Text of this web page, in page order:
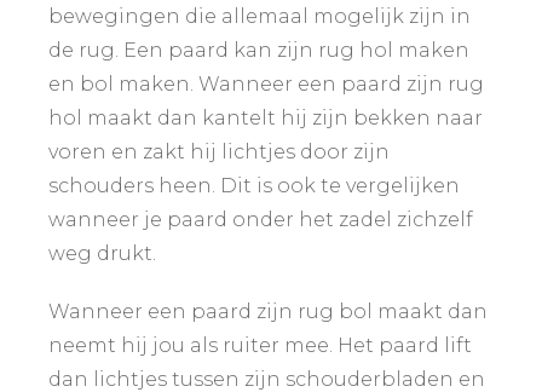
bewegingen die allemaal mogelijk zijn in
de rug. Een paard kan zijn rug hol maken
en bol maken. Wanneer een paard zijn rug
hol maakt dan kantelt hij zijn bekken naar
voren en zakt hij lichtjes door zijn
schouders heen. Dit is ook te vergelijken
wanneer je paard onder het zadel zichzelf
weg drukt.
Wanneer een paard zijn rug bol maakt dan
neemt hij jou als ruiter mee. Het paard lift
dan lichtjes tussen zijn schouderbladen en